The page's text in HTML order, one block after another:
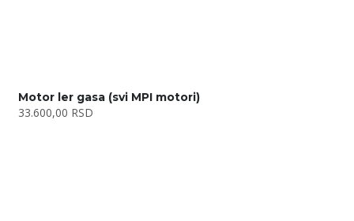
Motor ler gasa (svi MPI motori)
33.600,00 RSD